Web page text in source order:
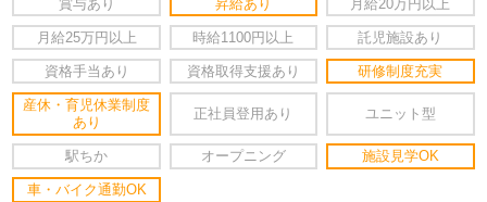
賞与あり 昇給あり 月給20万円以上
月給25万円以上 時給1100円以上 託児施設あり
資格手当あり 資格取得支援あり 研修制度充実
産休・育児休業制度
あり
正社員登用あり ユニット型
駅ちか オープニング 施設見学OK
車・バイク通勤OK